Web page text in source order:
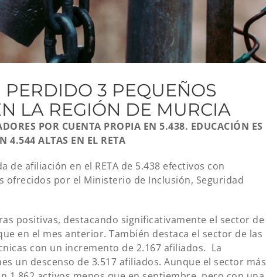
3 PEQUEÑOS
LA REGIÓN DE MURCIA
POR CUENTA PROPIA EN 5.438. EDUCACIÓN ES
4.544 ALTAS EN EL RETA
afiliación en el RETA de 5.438 efectivos con
ofrecidos por el Ministerio de Inclusión, Seguridad
positivas, destacando significativamente el sector de
en el mes anterior. También destaca el sector de las
con un incremento de 2.167 afiliados. La
un descenso de 3.517 afiliados. Aunque el sector más